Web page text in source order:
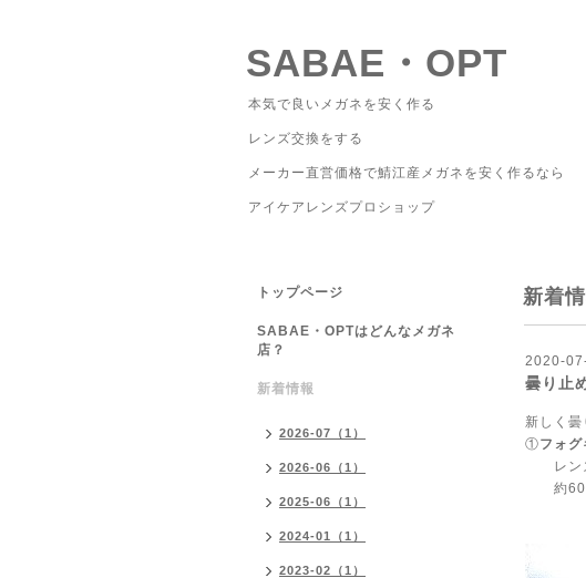
SABAE・OPT
本気で良いメガネを安く作る
レンズ交換をする
メーカー直営価格で鯖江産メガネを安く作るなら
アイケアレンズプロショップ
新着
2020-
曇り止
新しく曇
①フォグ
レンズ
約60回
トップページ
SABAE・OPTはどんなメガネ
店？
新着情報
2026-07（1）
2026-06（1）
2025-06（1）
2024-01（1）
2023-02（1）